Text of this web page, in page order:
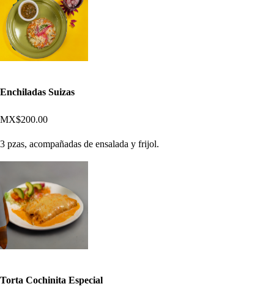
Enchiladas Suizas
MX$200.00
3 pzas, acompañadas de ensalada y frijol.
Torta Cochinita Especial